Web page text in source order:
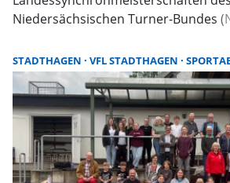
Niedersächsischen Turner-Bundes
Trampolinturnerin Varvara
Stadthagen ihre ersten Erfahrungen
gesammelt. Die Meisterschaften
anspruchsvollsten Wettbewerben im
niedersächsischen Trampolinturnen
besten Synchronpaare aus ganz
STADTHAGEN VFL STADTHAGEN